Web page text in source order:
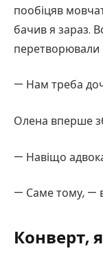
пообіцяв
бачив я зараз.
перетворювали
— Нам треба
Олена вперше
— Навіщо
— Саме тому, —
Конверт,